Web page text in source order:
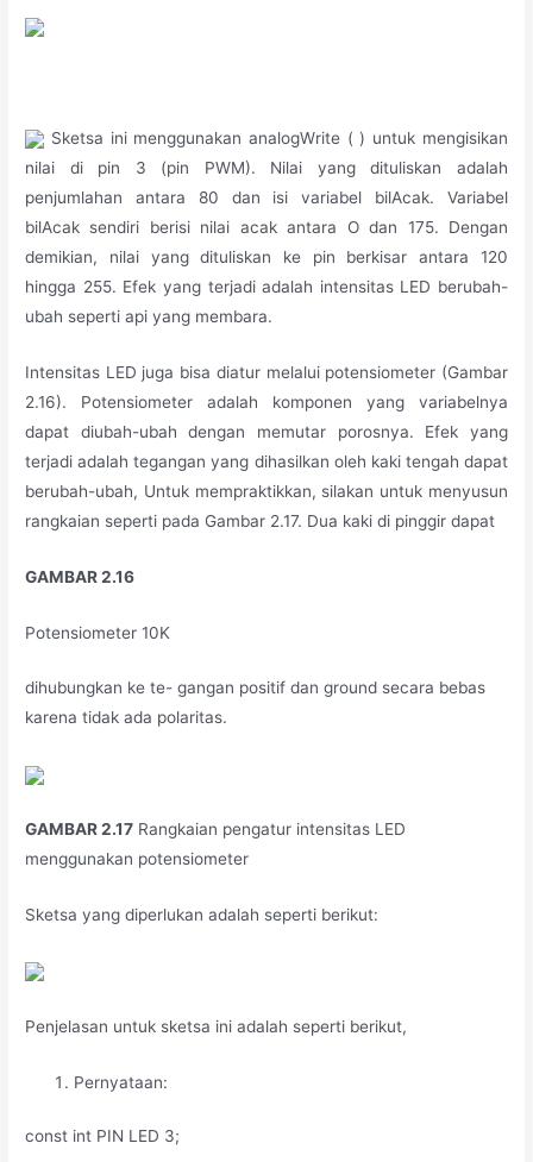
Sketsa ini menggunakan analogWrite ( ) untuk mengisikan
nilai di pin 3 (pin PWM). Nilai yang dituliskan adalah
penjumlahan antara 80 dan isi variabel bilAcak. Variabel
bilAcak sendiri berisi nilai acak antara O dan 175. Dengan
demikian, nilai yang dituliskan ke pin berkisar antara 120
hingga 255. Efek yang terjadi adalah intensitas LED berubah-
ubah seperti api yang membara.
Intensitas LED juga bisa diatur melalui potensiometer (Gambar
2.16). Potensiometer adalah komponen yang variabelnya
dapat diubah-ubah dengan memutar porosnya. Efek yang
terjadi adalah tegangan yang dihasilkan oleh kaki tengah dapat
berubah-ubah, Untuk mempraktikkan, silakan untuk menyusun
rangkaian seperti pada Gambar 2.17. Dua kaki di pinggir dapat
GAMBAR 2.16
Potensiometer 10K
dihubungkan ke te- gangan positif dan ground secara bebas
karena tidak ada polaritas.
GAMBAR 2.17 Rangkaian pengatur intensitas LED
menggunakan potensiometer
Sketsa yang diperlukan adalah seperti berikut:
Penjelasan untuk sketsa ini adalah seperti berikut,
Pernyataan:
const int PIN LED 3;